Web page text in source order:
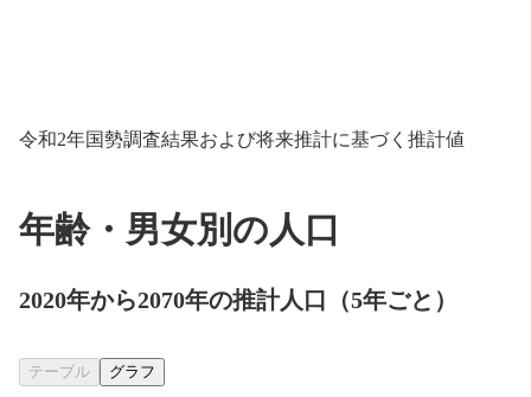
令和2年国勢調査結果および将来推計に基づく推計値
年齢・男女別の人口
2020年から2070年の推計人口（5年ごと）
テーブル グラフ